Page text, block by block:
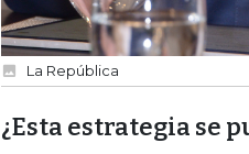
La República
¿Esta estrategia se